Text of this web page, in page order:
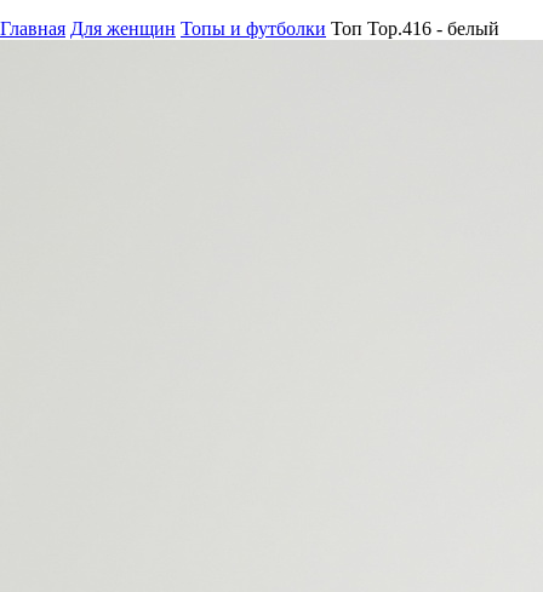
Главная Для женщин Топы и футболки Топ Top.416 - белый